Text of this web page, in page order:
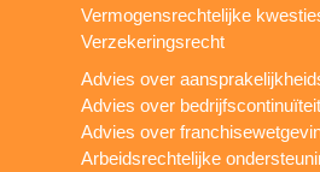
Vermogensrechtelijke
Verzekeringsrecht
Advies over
Advies over
Advies over
Arbeidsrechtelijke